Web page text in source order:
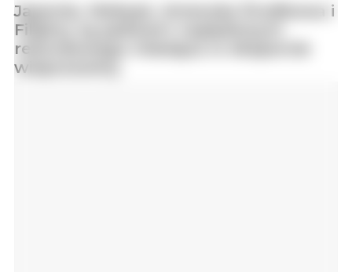
Japonia, Meksyk, Ameryka Środkowa i
Filipiny są paliwem napędowym
rekordowego miesiąca w eksporcie
wieprzowiny